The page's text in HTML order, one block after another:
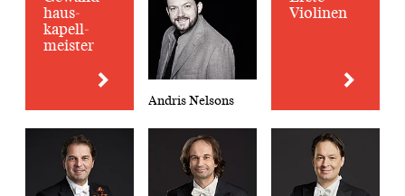
haus­
kapell­
meister
Andris Nelsons
Violinen